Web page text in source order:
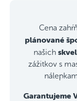
Cena
plánované
našich
zážitkov s
Garantujeme